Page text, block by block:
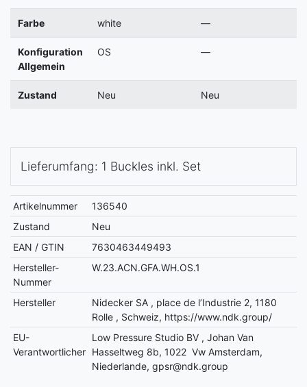
Farbe white —
Konfiguration
Allgemein
OS —
Zustand Neu Neu
Lieferumfang: 1 Buckles inkl. Set
Artikelnummer
136540
Zustand
Neu
EAN / GTIN
7630463449493
Hersteller-
Nummer
W.23.ACN.GFA.WH.OS.1
Hersteller
Nidecker SA , place de l’Industrie 2, 1180
Rolle , Schweiz, https://www.ndk.group/
EU-
Verantwortlicher
Low Pressure Studio BV , Johan Van
Hasseltweg 8b, 1022 Vw Amsterdam,
Niederlande, gpsr@ndk.group